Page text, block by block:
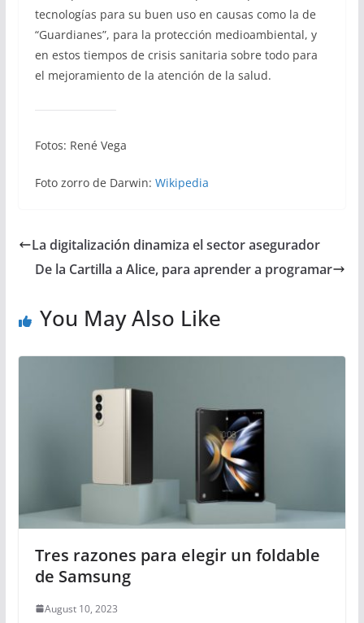
tecnologías para su buen uso en causas como la de
“Guardianes”, para la protección medioambiental, y
en estos tiempos de crisis sanitaria sobre todo para
el mejoramiento de la atención de la salud.
Fotos: René Vega
Foto zorro de Darwin: Wikipedia
La digitalización dinamiza el sector asegurador
De la Cartilla a Alice, para aprender a programar
You May Also Like
Tres razones para elegir un foldable
de Samsung
August 10, 2023